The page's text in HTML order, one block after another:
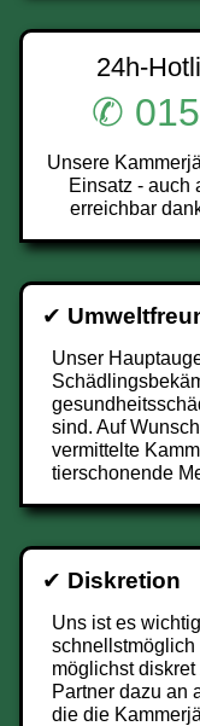
24h-
✆
Unsere
Einsatz - auch
erreichbar
✔
Unser
sind. Auf
vermittelte
tierschonende
✔ Diskretion
Uns ist es
schnellstmöglich
möglichst
Partner dazu an
die die